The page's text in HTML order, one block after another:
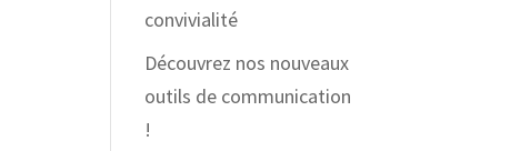
convivialité
Découvrez nos nouveaux
outils de communication
!